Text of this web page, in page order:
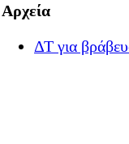
Αρχεία
ΔΤ για